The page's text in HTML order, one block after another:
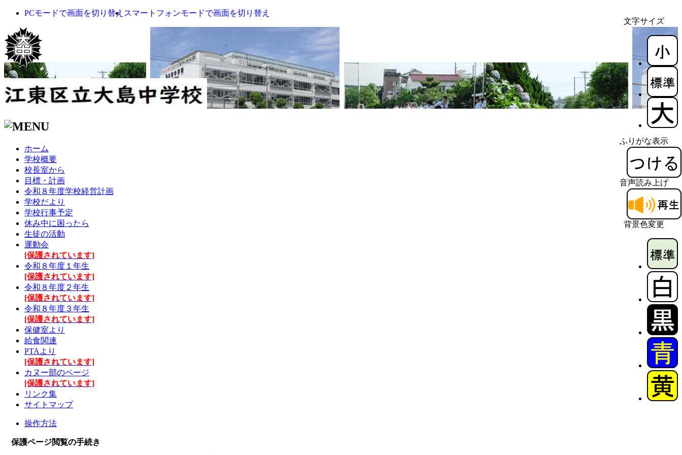
文字サイズ
ふりがな表示
音声読み上げ
背景色変更
PCモードで画面を切り替え スマートフォンモードで画面を切り替え
ホーム
学校概要
校長室から
目標・計画
令和８年度学校経営計画
学校だより
学校行事予定
休み中に困ったら
生徒の活動
運動会
[保護されています]
令和８年度１年生
[保護されています]
令和８年度２年生
[保護されています]
令和８年度３年生
[保護されています]
保健室より
給食関連
PTAより
[保護されています]
カヌー部のページ
[保護されています]
リンク集
サイトマップ
操作方法
保護ページ閲覧の手続き